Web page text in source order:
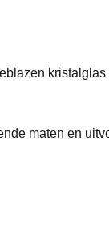
kristalglas
maten en